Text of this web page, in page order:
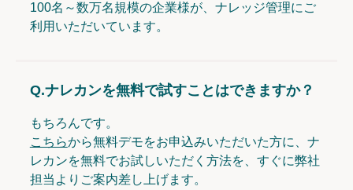
100名～数万名規模の企業様が、ナレッジ管理にご
利用いただいています。
Q.ナレカンを無料で試すことはできますか？
もちろんです。
こちらから無料デモをお申込みいただいた方に、ナ
レカンを無料でお試しいただく方法を、すぐに弊社
担当よりご案内差し上げます。